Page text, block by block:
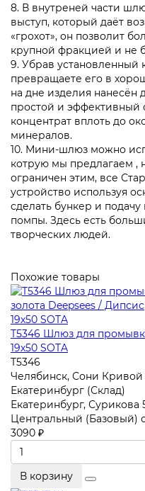
8. В внутреней части
выступ, который даёт
«грохот», он позволит
крупной фракцией и не
9. Убрав установленный
превращаете его в
на дне изделия нанесён
простой и эффективный
концентрат вплоть до
минералов.
10. Мини-шлюз можно
котрую мы предлагаем ,
ограничен этим, все
устройство используя
сделать бункер и
помпы. Здесь есть
творческих людей.
Похожие товары
T5346 Шлюз для
19х50 SOTA
T5346
Челябинск, Сони Кривой
Екатеринбург (Склад)
Екатеринбург, Сурикова
Центральный (Базовый)
3090 ₽
В корзину